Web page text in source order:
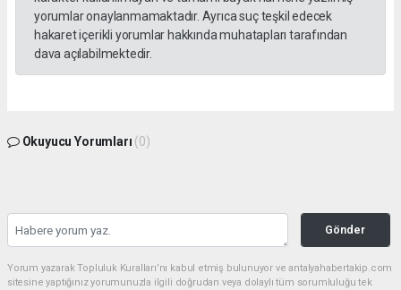
yorumlar onaylanmamaktadır. Ayrıca suç teşkil edecek
hakaret içerikli yorumlar hakkında muhatapları tarafından
dava açılabilmektedir.
Okuyucu Yorumları (0)
Gönder
Yorum yazarak Topluluk Kuralları’nı kabul etmiş bulunuyor ve antalyahabertakip.com
sitesine yaptığınız yorumunuzla ilgili doğrudan veya dolaylı tüm sorumluluğu tek